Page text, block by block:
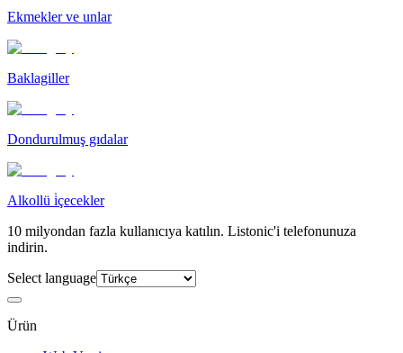
Ekmekler ve unlar
Baklagiller
Dondurulmuş gıdalar
Alkollü i̇çecekler
10 milyondan fazla kullanıcıya katılın. Listonic'i telefonunuza
indirin.
Select language
Ürün